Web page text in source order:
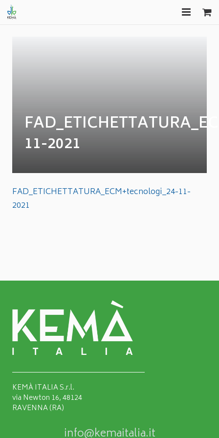
GAS FREE
COMUNICAZIONI
APPROFONDIMENTI
11-2021
FAD_ETICHETTATURA_ECM+tecnologi_24-11-
2021
KEMÀ ITALIA S.r.l.
via Newton 16, 48124
RAVENNA (RA)
info@kemaitalia.it